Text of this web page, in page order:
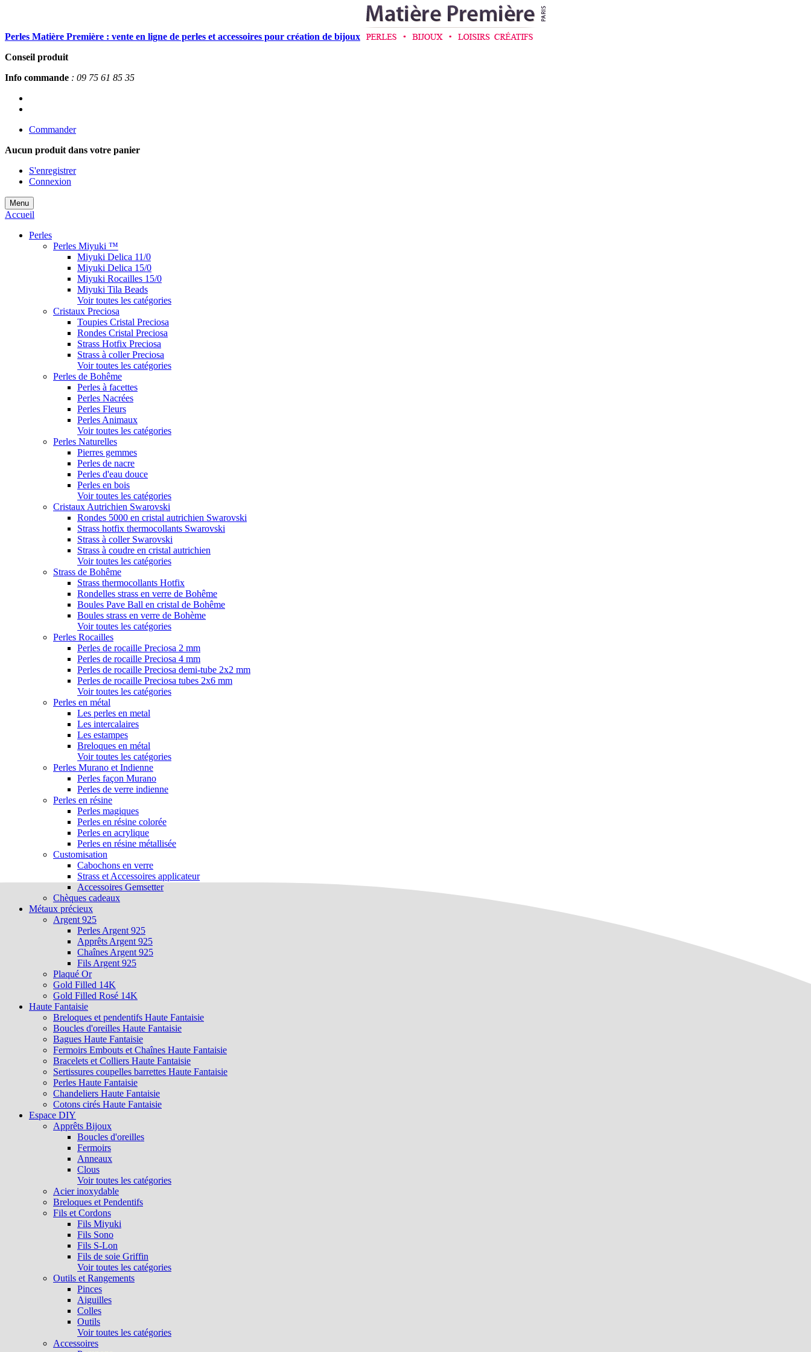
Perles Matière Première : vente en ligne de perles et accessoires pour création de bijoux
Conseil produit
Info commande : 09 75 61 85 35
Commander
Aucun produit dans votre panier
S'enregistrer
Connexion
Menu
Accueil
Perles
Perles Miyuki ™
Miyuki Delica 11/0
Miyuki Delica 15/0
Miyuki Rocailles 15/0
Miyuki Tila Beads
Voir toutes les catégories
Cristaux Preciosa
Toupies Cristal Preciosa
Rondes Cristal Preciosa
Strass Hotfix Preciosa
Strass à coller Preciosa
Voir toutes les catégories
Perles de Bohême
Perles à facettes
Perles Nacrées
Perles Fleurs
Perles Animaux
Voir toutes les catégories
Perles Naturelles
Pierres gemmes
Perles de nacre
Perles d'eau douce
Perles en bois
Voir toutes les catégories
Cristaux Autrichien Swarovski
Rondes 5000 en cristal autrichien Swarovski
Strass hotfix thermocollants Swarovski
Strass à coller Swarovski
Strass à coudre en cristal autrichien
Voir toutes les catégories
Strass de Bohême
Strass thermocollants Hotfix
Rondelles strass en verre de Bohême
Boules Pave Ball en cristal de Bohême
Boules strass en verre de Bohème
Voir toutes les catégories
Perles Rocailles
Perles de rocaille Preciosa 2 mm
Perles de rocaille Preciosa 4 mm
Perles de rocaille Preciosa demi-tube 2x2 mm
Perles de rocaille Preciosa tubes 2x6 mm
Voir toutes les catégories
Perles en métal
Les perles en metal
Les intercalaires
Les estampes
Breloques en métal
Voir toutes les catégories
Perles Murano et Indienne
Perles façon Murano
Perles de verre indienne
Perles en résine
Perles magiques
Perles en résine colorée
Perles en acrylique
Perles en résine métallisée
Customisation
Cabochons en verre
Strass et Accessoires applicateur
Accessoires Gemsetter
Chèques cadeaux
Métaux précieux
Argent 925
Perles Argent 925
Apprêts Argent 925
Chaînes Argent 925
Fils Argent 925
Plaqué Or
Gold Filled 14K
Gold Filled Rosé 14K
Haute Fantaisie
Breloques et pendentifs Haute Fantaisie
Boucles d'oreilles Haute Fantaisie
Bagues Haute Fantaisie
Fermoirs Embouts et Chaînes Haute Fantaisie
Bracelets et Colliers Haute Fantaisie
Sertissures coupelles barrettes Haute Fantaisie
Perles Haute Fantaisie
Chandeliers Haute Fantaisie
Cotons cirés Haute Fantaisie
Espace DIY
Apprêts Bijoux
Boucles d'oreilles
Fermoirs
Anneaux
Clous
Voir toutes les catégories
Acier inoxydable
Breloques et Pendentifs
Fils et Cordons
Fils Miyuki
Fils Sono
Fils S-Lon
Fils de soie Griffin
Voir toutes les catégories
Outils et Rangements
Pinces
Aiguilles
Colles
Outils
Voir toutes les catégories
Accessoires